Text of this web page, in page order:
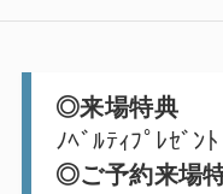
◎来場特典
ﾉﾍﾞﾙﾃｨﾌﾟﾚｾ
◎ご予約来場